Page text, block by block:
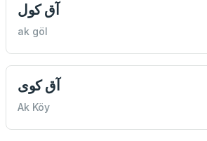
آق‌ كول
ak göl
آق كوی
Ak Köy